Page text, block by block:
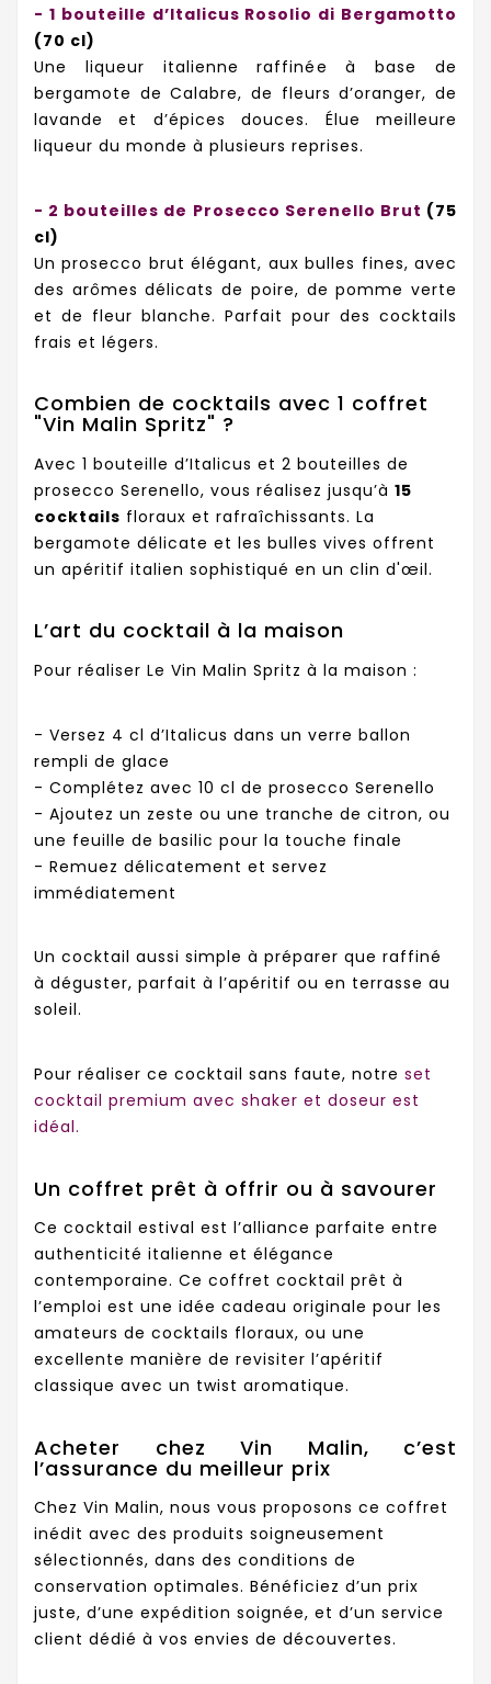
- 1 bouteille d’Italicus Rosolio di Bergamotto
(70 cl)
Une liqueur italienne raffinée à base de
bergamote de Calabre, de fleurs d’oranger, de
lavande et d’épices douces. Élue meilleure
liqueur du monde à plusieurs reprises.
- 2 bouteilles de Prosecco Serenello Brut (75
cl)
Un prosecco brut élégant, aux bulles fines, avec
des arômes délicats de poire, de pomme verte
et de fleur blanche. Parfait pour des cocktails
frais et légers.
Combien de cocktails avec 1 coffret
"Vin Malin Spritz" ?
Avec 1 bouteille d’Italicus et 2 bouteilles de
prosecco Serenello, vous réalisez jusqu’à 15
cocktails floraux et rafraîchissants. La
bergamote délicate et les bulles vives offrent
un apéritif italien sophistiqué en un clin d'œil.
L’art du cocktail à la maison
Pour réaliser Le Vin Malin Spritz à la maison :
- Versez 4 cl d’Italicus dans un verre ballon
rempli de glace
- Complétez avec 10 cl de prosecco Serenello
- Ajoutez un zeste ou une tranche de citron, ou
une feuille de basilic pour la touche finale
- Remuez délicatement et servez
immédiatement
Un cocktail aussi simple à préparer que raffiné
à déguster, parfait à l’apéritif ou en terrasse au
soleil.
Pour réaliser ce cocktail sans faute, notre set
cocktail premium avec shaker et doseur est
idéal.
Un coffret prêt à offrir ou à savourer
Ce cocktail estival est l’alliance parfaite entre
authenticité italienne et élégance
contemporaine. Ce coffret cocktail prêt à
l’emploi est une idée cadeau originale pour les
amateurs de cocktails floraux, ou une
excellente manière de revisiter l’apéritif
classique avec un twist aromatique.
Acheter chez Vin Malin, c’est
l’assurance du meilleur prix
Chez Vin Malin, nous vous proposons ce coffret
inédit avec des produits soigneusement
sélectionnés, dans des conditions de
conservation optimales. Bénéficiez d’un prix
juste, d’une expédition soignée, et d’un service
client dédié à vos envies de découvertes.